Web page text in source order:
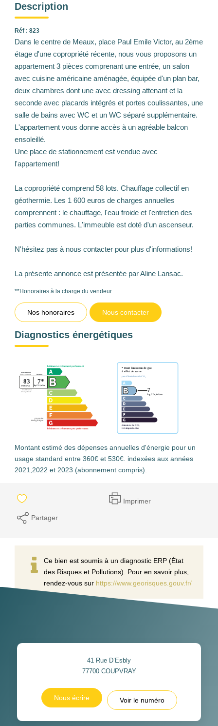
Description
Réf : 823
Dans le centre de Meaux, place Paul Emile Victor, au 2ème
étage d'une copropriété récente, nous vous proposons un
appartement 3 pièces comprenant une entrée, un salon
avec cuisine américaine aménagée, équipée d'un plan bar,
deux chambres dont une avec dressing attenant et la
seconde avec placards intégrés et portes coulissantes, une
salle de bains avec WC et un WC séparé supplémentaire.
L'appartement vous donne accès à un agréable balcon
ensoleillé.
Une place de stationnement est vendue avec
l'appartement!
La copropriété comprend 58 lots. Chauffage collectif en
géothermie. Les 1 600 euros de charges annuelles
comprennent : le chauffage, l'eau froide et l'entretien des
parties communes. L'immeuble est doté d'un ascenseur.
N'hésitez pas à nous contacter pour plus d'informations!
La présente annonce est présentée par Aline Lansac.
**Honoraires à la charge du vendeur
Nos honoraires Nous contacter
Diagnostics énergétiques
Montant estimé des dépenses annuelles d'énergie pour un
usage standard entre 360€ et 530€. indexées aux années
2021,2022 et 2023 (abonnement compris).
Imprimer
Partager
Ce bien est soumis à un diagnostic ERP (État
des Risques et Pollutions). Pour en savoir plus,
rendez-vous sur https://www.georisques.gouv.fr/
41 Rue D’Esbly
77700 COUPVRAY
Nous écrire Voir le numéro